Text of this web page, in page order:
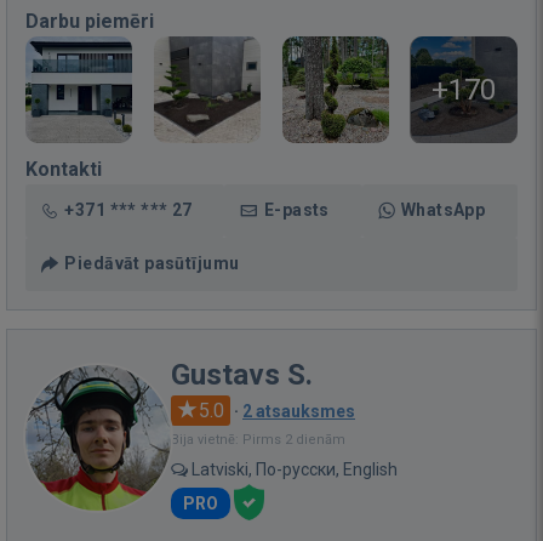
Darbu piemēri
+170
Kontakti
+371 *** *** 27 E-pasts WhatsApp
Piedāvāt pasūtījumu
Gustavs S.
5.0 · 2 atsauksmes
Bija vietnē: Pirms 2 dienām
Latviski, По-русски, English
PRO